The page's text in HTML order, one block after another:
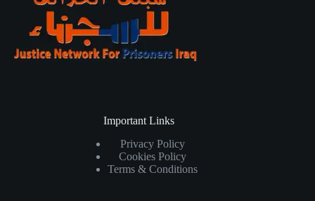
Important Links
Privacy Policy
Cookies Policy
Terms & Conditions